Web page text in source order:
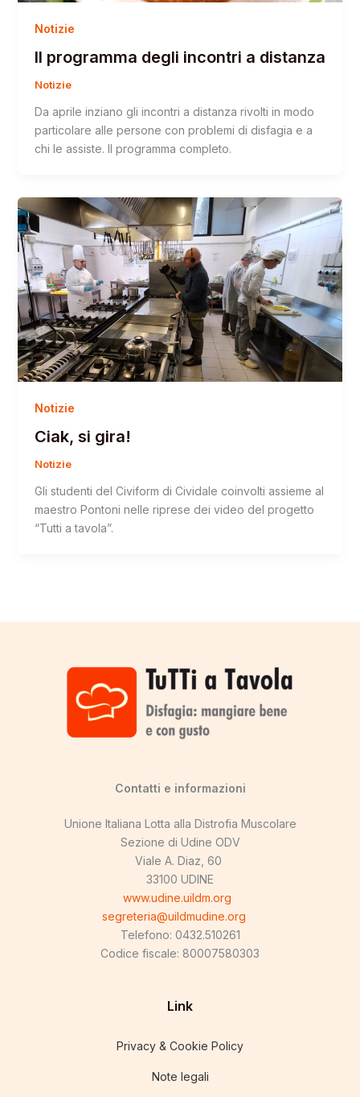
Notizie
Il programma degli incontri a distanza
Notizie
Da aprile inziano gli incontri a distanza rivolti in modo
particolare alle persone con problemi di disfagia e a
chi le assiste. Il programma completo.
Notizie
Ciak, si gira!
Notizie
Gli studenti del Civiform di Cividale coinvolti assieme al
maestro Pontoni nelle riprese dei video del progetto
“Tutti a tavola”.
Contatti e informazioni
Unione Italiana Lotta alla Distrofia Muscolare
Sezione di Udine ODV
Viale A. Diaz, 60
33100 UDINE
www.udine.uildm.org
segreteria@uildmudine.org
Telefono: 0432.510261
Codice fiscale: 80007580303
Link
Privacy & Cookie Policy
Note legali